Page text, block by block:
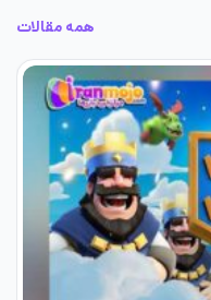
همه مقالات